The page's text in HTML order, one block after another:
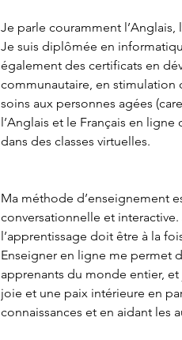
Je parle couramment l’Anglais,
Je suis diplômée en
également des certificats en
communautaire, en stimulation
soins aux personnes agées
l’Anglais et le Français en ligne
dans des classes virtuelles.
Ma méthode d’enseignement
conversationnelle et
l’apprentissage doit être à la
Enseigner en ligne me permet
apprenants du monde entier,
joie et une paix intérieure en
connaissances et en aidant les